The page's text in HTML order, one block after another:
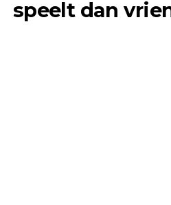
speelt dan